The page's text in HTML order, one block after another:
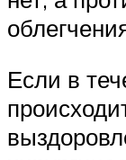
Если в